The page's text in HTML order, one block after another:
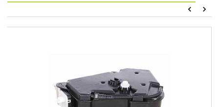
chevron_left chevron_right